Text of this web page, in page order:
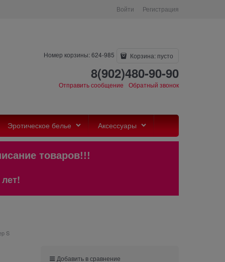
Войти Регистрация
Номер корзины: 624-985 Корзина: пусто
8(902)480-90-90
Отправить сообщение Обратный звонок
Эротическое белье Аксессуары
описание товаров!!!
S
Добавить в сравнение